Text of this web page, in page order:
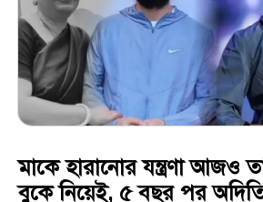
মাকে হারানোর যন্ত্রণা আজও
বুকে নিয়েই, ৫ বছর পর